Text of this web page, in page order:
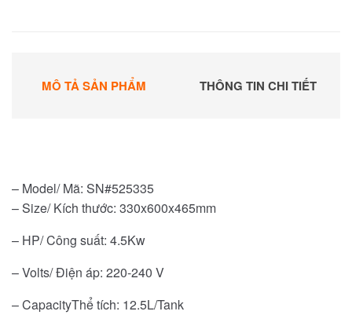
MÔ TẢ SẢN PHẨM THÔNG TIN CHI TIẾT
– Model/ Mã: SN#525335
– Size/ Kích thước: 330x600x465mm
– HP/ Công suất: 4.5Kw
– Volts/ Điện áp: 220-240 V
– CapacityThể tích: 12.5L/Tank